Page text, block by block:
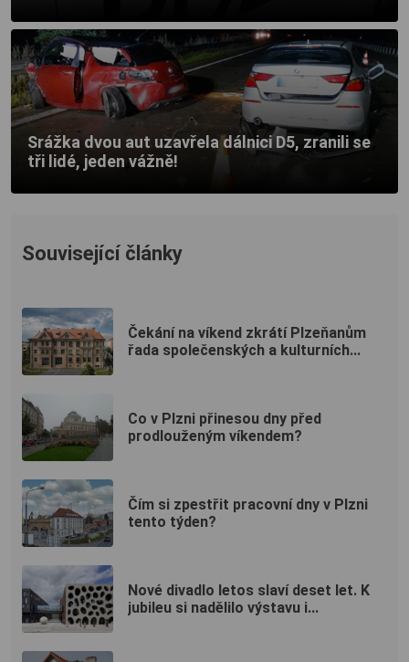
Srážka dvou aut uzavřela dálnici D5, zranili se
tři lidé, jeden vážně!
Související články
Čekání na víkend zkrátí Plzeňanům
řada společenských a kulturních...
Co v Plzni přinesou dny před
prodlouženým víkendem?
Čím si zpestřit pracovní dny v Plzni
tento týden?
Nové divadlo letos slaví deset let. K
jubileu si nadělilo výstavu i...